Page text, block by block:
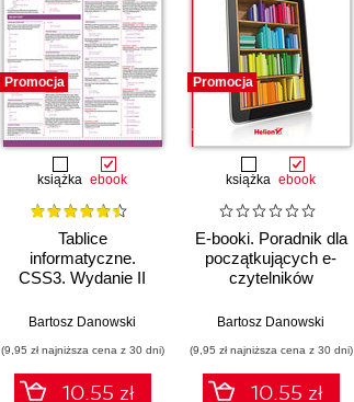
Promocja
książka ebook
Tablice
informatyczne.
CSS3. Wydanie II
Bartosz Danowski
(9,95 zł najniższa cena z 30 dni)
10.55 zł
Promocja
książka ebook
E-booki. Poradnik dla
początkujących e-
czytelników
Bartosz Danowski
(9,95 zł najniższa cena z 30 dni)
10.55 zł